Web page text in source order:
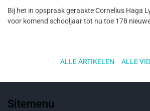
Bij het in opspraak geraakte Cornelius Haga
voor komend schooljaar tot nu toe 178
ALLE ARTIKELEN ALLE
Sitemenu